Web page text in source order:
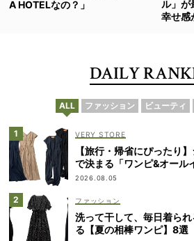
A HOTELなの？」
ル」が
幸せ感
DAILY
ALL ファッション ビューティ
VERY STORE
【旅行・帰省にぴったり
で決まる「ワンピ&オール
2026.08.05
ファッション
洗って干して、毎日着ら
る【夏の相棒ワンピ】8選